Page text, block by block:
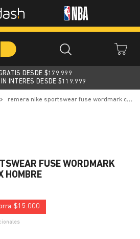
DESDE $179.999
INTERES DESDE $119.999
remera nike sportswear fuse wordmark chicago white sox hombre
FUSE WORDMARK
HOMBRE
$15.000